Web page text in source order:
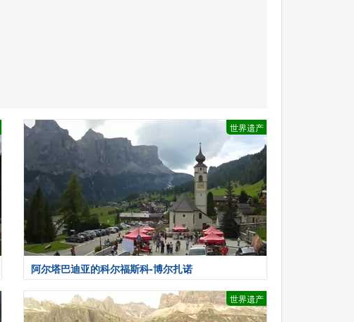
世界遗产
阿尔塔巴迪亚的科尔福斯科-博尔扎诺
世界遗产